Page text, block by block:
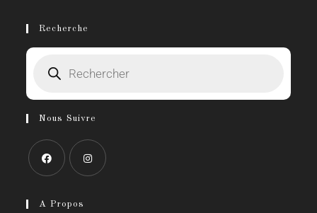
Recherche
Nous Suivre
A Propos